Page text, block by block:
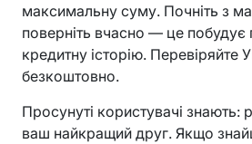
максимальну суму. Почніть з
поверніть вчасно — це побудує
кредитну історію. Перевіряйте
безкоштовно.
Просунуті користувачі знають:
ваш найкращий друг. Якщо